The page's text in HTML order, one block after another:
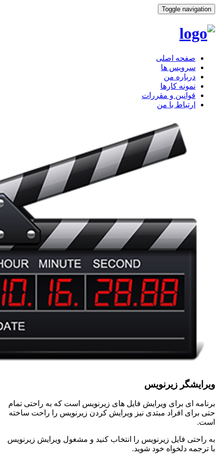
Toggle navigation
صفحه اصلی
سرویس ها
درباره من
نمونه کارها
قوانین و مقررات
ارتباط با من
ویرایشگر زیرنویس
برنامه ای برای ویرایش فایل های زیرنویس است که به راحتی تمام
حتی برای افراد مبتدی نیز ویرایش کردن زیرنویس را راحت ساخته
است.
به راحتی فایل زیرنویس را انتخاب کنید و مشغول ویرایش زیرنویس
با ترجمه دلخواه خود شوید.